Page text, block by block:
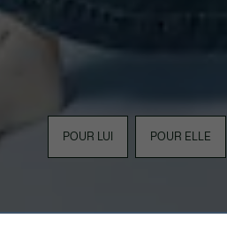
POUR LUI POUR ELLE